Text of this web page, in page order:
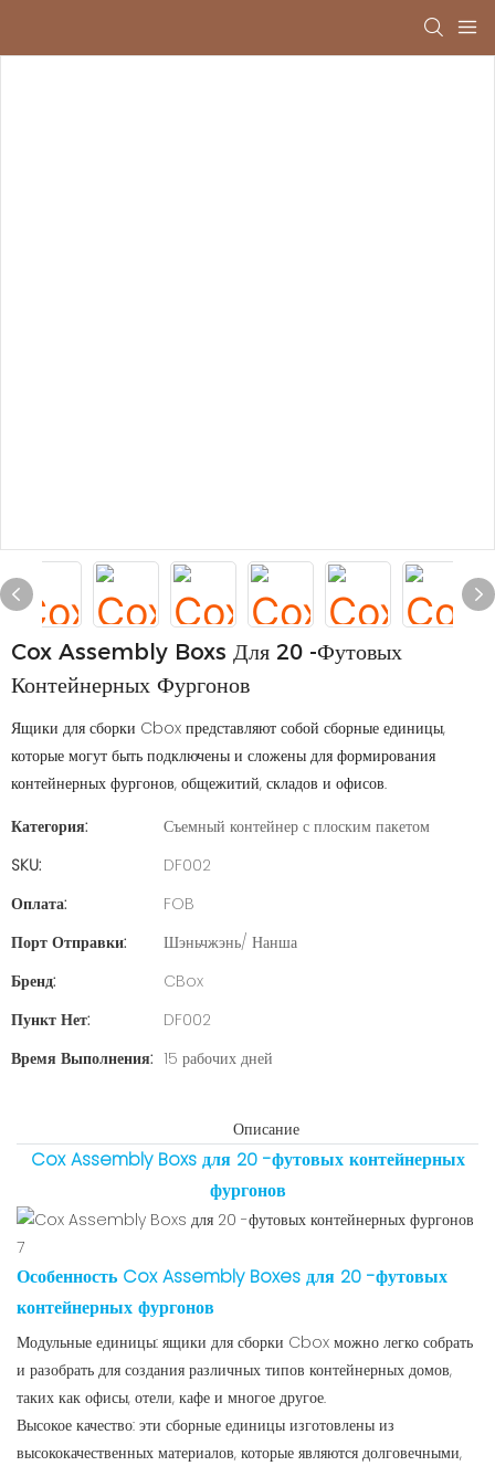
Cox Assembly Boxs Для 20 -футовых
Контейнерных Фургонов
Ящики для сборки Cbox представляют собой сборные единицы,
которые могут быть подключены и сложены для формирования
контейнерных фургонов, общежитий, складов и офисов.
Категория:
Съемный контейнер с плоским пакетом
SKU:
DF002
Оплата:
FOB
Порт Отправки:
Шэньчжэнь/ Нанша
Бренд:
CBox
Пункт Нет:
DF002
Время Выполнения: 15 рабочих дней
Описание
Cox Assembly Boxs для 20 -футовых контейнерных
фургонов
Особенность Cox Assembly Boxes для 20 -футовых
контейнерных фургонов
Модульные единицы: ящики для сборки Cbox можно легко собрать
и разобрать для создания различных типов контейнерных домов,
таких как офисы, отели, кафе и многое другое.
Высокое качество: эти сборные единицы изготовлены из
высококачественных материалов, которые являются долговечными,